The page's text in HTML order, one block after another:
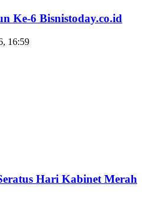
Ke-6 Bisnistoday.co.id
16:59
Hari Kabinet Merah